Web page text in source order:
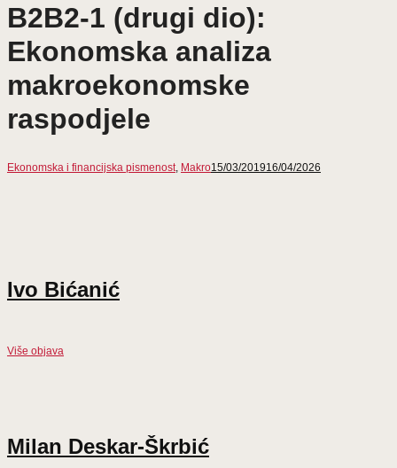
B2B2-1 (drugi dio):
Ekonomska analiza
makroekonomske
raspodjele
Ekonomska i financijska pismenost, Makro15/03/201916/04/2026
Ivo Bićanić
Više objava
Milan Deskar-Škrbić